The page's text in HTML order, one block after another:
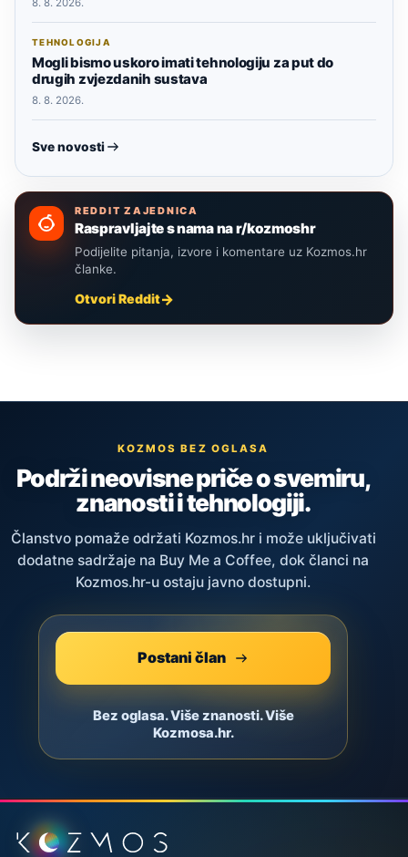
8. 8. 2026.
TEHNOLOGIJA
Mogli bismo uskoro imati tehnologiju za put do
drugih zvjezdanih sustava
8. 8. 2026.
Sve novosti
REDDIT ZAJEDNICA
Raspravljajte s nama na r/kozmoshr
Podijelite pitanja, izvore i komentare uz Kozmos.hr
članke.
Otvori Reddit
KOZMOS BEZ OGLASA
Podrži neovisne priče o svemiru,
znanosti i tehnologiji.
Članstvo pomaže održati Kozmos.hr i može uključivati
dodatne sadržaje na Buy Me a Coffee, dok članci na
Kozmos.hr-u ostaju javno dostupni.
Postani član
Bez oglasa. Više znanosti. Više
Kozmosa.hr.
Podnožje stranice